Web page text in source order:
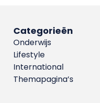
Categorieën
Onderwijs
Lifestyle
International
Themapagina’s